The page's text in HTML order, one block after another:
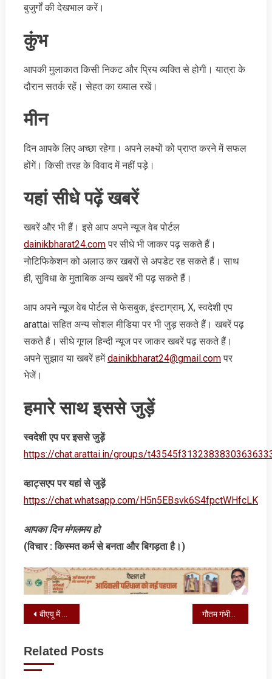
बुजुर्गों की देखभाल करें।
कुंभ
आपकी मुलाकात किसी निकट और प्रिय व्यक्ति से होगी। यात्रा के
दौरान सतर्क रहें। सेहत का ख्‍याल रखें।
मीन
दिन आपके लिए अच्छा रहेगा। अपने लक्ष्यों को प्राप्त करने में सफल
होंगें। किसी तरह के विवाद में नहीं पड़े।
यहां सीधे पढ़ें खबरें
खबरें और भी हैं। इसे आप अपने न्‍यूज वेब पोर्टल
dainikbharat24.comपर सीधे भी जाकर पढ़ सकते हैं।
नोटिफिकेशन को अलाउ कर खबरों से अपडेट रह सकते हैं। साथ
ही, सुविधा के मुताबिक अन्‍य खबरें भी पढ़ सकते हैं।
आप अपने न्‍यूज वेब पोर्टल से फेसबुक, इंस्‍टाग्राम, X, स्‍वदेशी एप
arattai सहित अन्‍य सोशल मीडिया पर भी जुड़ सकते हैं। खबरें पढ़
सकते हैं। सीधे गूगल हिन्‍दी न्‍यूज पर जाकर खबरें पढ़ सकते हैं।
अपने सुझाव या खबरें हमेंdainikbharat24@gmail.comपर
भेजें।
हमारे साथ इससे जुड़ें
स्‍वदेशी एप पर इससे जुड़ें
https://chat.arattai.in/groups/
व्‍हाट्सएप पर यहां से जुड़ें
https://chat.whatsapp.com/H5n5EBsvk6S4fpctWHfcLK
आपका दिन मंगलमय हो
(विचार : किस्‍मत कर्म से बनता और बिगड़ता है।)
Post
बीएयू में एग्रोटेक किसान मेला 14 मार्च से, मुख्यमंत्री करेंगे उद्घाटन गौतम गंभीर ने किया खुलासा, T20 वर्ल्ड कप जीतने की कब से थी तैयारी
Related Posts